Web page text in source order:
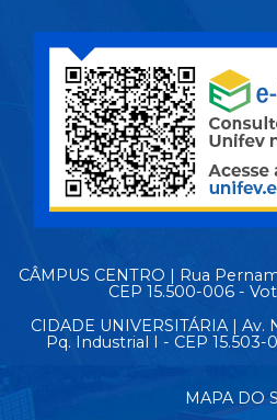
CÂMPUS CENTRO | Rua
CEP 15.500-006 -
CIDADE UNIVERSITÁRIA | Av.
Pq. Industrial I - CEP
MAPA DO